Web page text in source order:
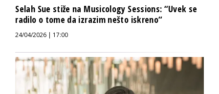
Selah Sue stiže na Musicology Sessions: “Uvek se
radilo o tome da izrazim nešto iskreno“
24/04/2026 | 17:00